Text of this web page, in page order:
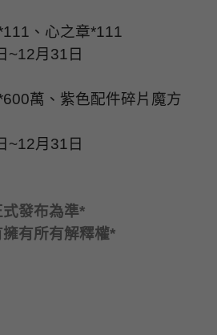
、心之章*111
~12月 31 日
萬、紫色配件碎片魔方
~12月 31 日
發布為準*
擁有所有解釋權*